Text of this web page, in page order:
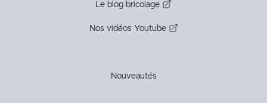
Le blog bricolage
Nos vidéos Youtube
Nouveautés